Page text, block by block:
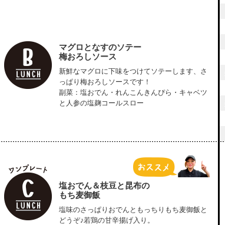
マグロとなすのソテー
梅おろしソース
新鮮なマグロに下味をつけてソテーします、さ
っぱり梅おろしソースです！
副菜：塩おでん・れんこんきんぴら・キャベツ
と人参の塩麹コールスロー
塩おでん＆枝豆と昆布の
もち麦御飯
塩味のさっぱりおでんともっちりもち麦御飯と
どうぞ♪若鶏の甘辛揚げ入り。